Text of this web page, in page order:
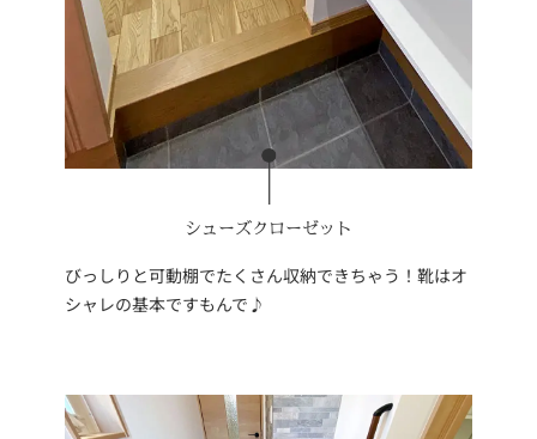
シューズクローゼット
びっしりと可動棚でたくさん収納できちゃう！靴はオ
シャレの基本ですもんで♪